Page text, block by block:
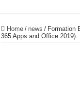
Home / news / Formation
365 Apps and Office